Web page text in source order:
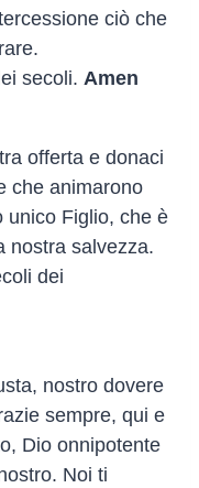
ciò che
secoli. Amen
offerta e donaci
che animarono
unico Figlio, che è
nostra salvezza.
dei
nostro dovere
sempre, qui e
Dio onnipotente
Noi ti